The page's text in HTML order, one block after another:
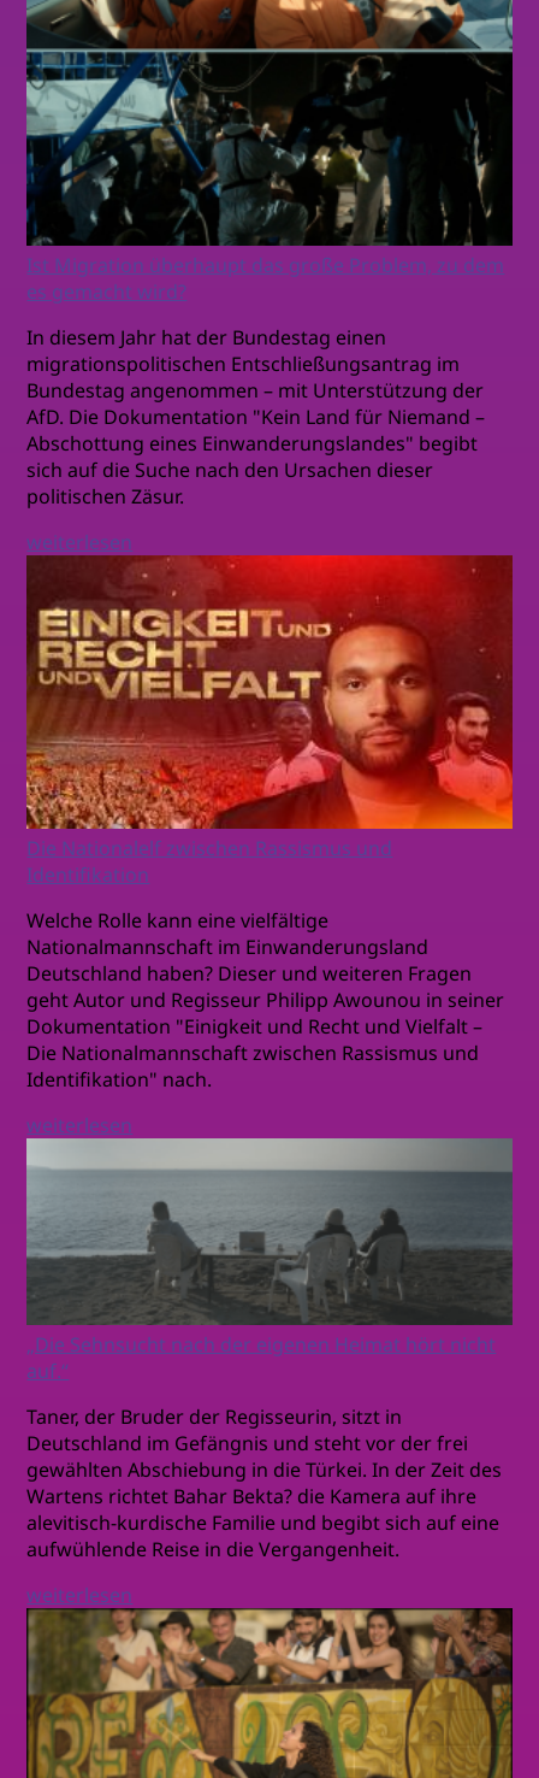
Ist Migration überhaupt das große Problem, zu dem
es gemacht wird?
In diesem Jahr hat der Bundestag einen
migrationspolitischen Entschließungsantrag im
Bundestag angenommen – mit Unterstützung der
AfD. Die Dokumentation "Kein Land für Niemand –
Abschottung eines Einwanderungslandes" begibt
sich auf die Suche nach den Ursachen dieser
politischen Zäsur.
weiterlesen
Die Nationalelf zwischen Rassismus und
Identifikation
Welche Rolle kann eine vielfältige
Nationalmannschaft im Einwanderungsland
Deutschland haben? Dieser und weiteren Fragen
geht Autor und Regisseur Philipp Awounou in seiner
Dokumentation "Einigkeit und Recht und Vielfalt –
Die Nationalmannschaft zwischen Rassismus und
Identifikation" nach.
weiterlesen
„Die Sehnsucht nach der eigenen Heimat hört nicht
auf.“
Taner, der Bruder der Regisseurin, sitzt in
Deutschland im Gefängnis und steht vor der frei
gewählten Abschiebung in die Türkei. In der Zeit des
Wartens richtet Bahar Bekta? die Kamera auf ihre
alevitisch-kurdische Familie und begibt sich auf eine
aufwühlende Reise in die Vergangenheit.
weiterlesen